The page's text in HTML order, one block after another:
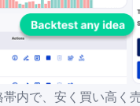
内で、安く買い高く